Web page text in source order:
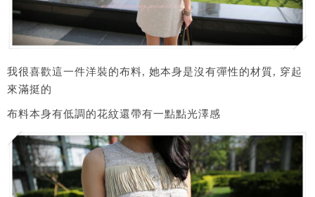
我很喜歡這一件洋裝的布料, 她本身是沒有彈性的材質, 穿起
來滿挺的
布料本身有低調的花紋還帶有一點點光澤感